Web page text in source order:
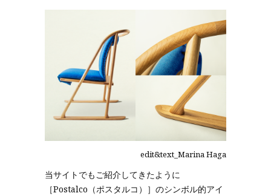
edit&text_Marina Haga
当サイトでもご紹介してきたように
［Postalco（ポスタルコ）］のシンボル的アイ